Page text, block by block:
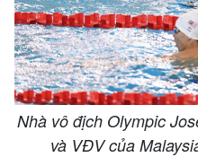
Nhà vô địch Olympic
và VĐV của